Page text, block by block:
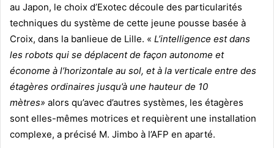
au Japon, le choix d’Exotec découle des particularités
techniques du système de cette jeune pousse basée à
Croix, dans la banlieue de Lille. « L’intelligence est dans
les robots qui se déplacent de façon autonome et
économe à l’horizontale au sol, et à la verticale entre des
étagères ordinaires jusqu’à une hauteur de 10
mètres» alors qu’avec d’autres systèmes, les étagères
sont elles-mêmes motrices et requièrent une installation
complexe, a précisé M. Jimbo à l’AFP en aparté.